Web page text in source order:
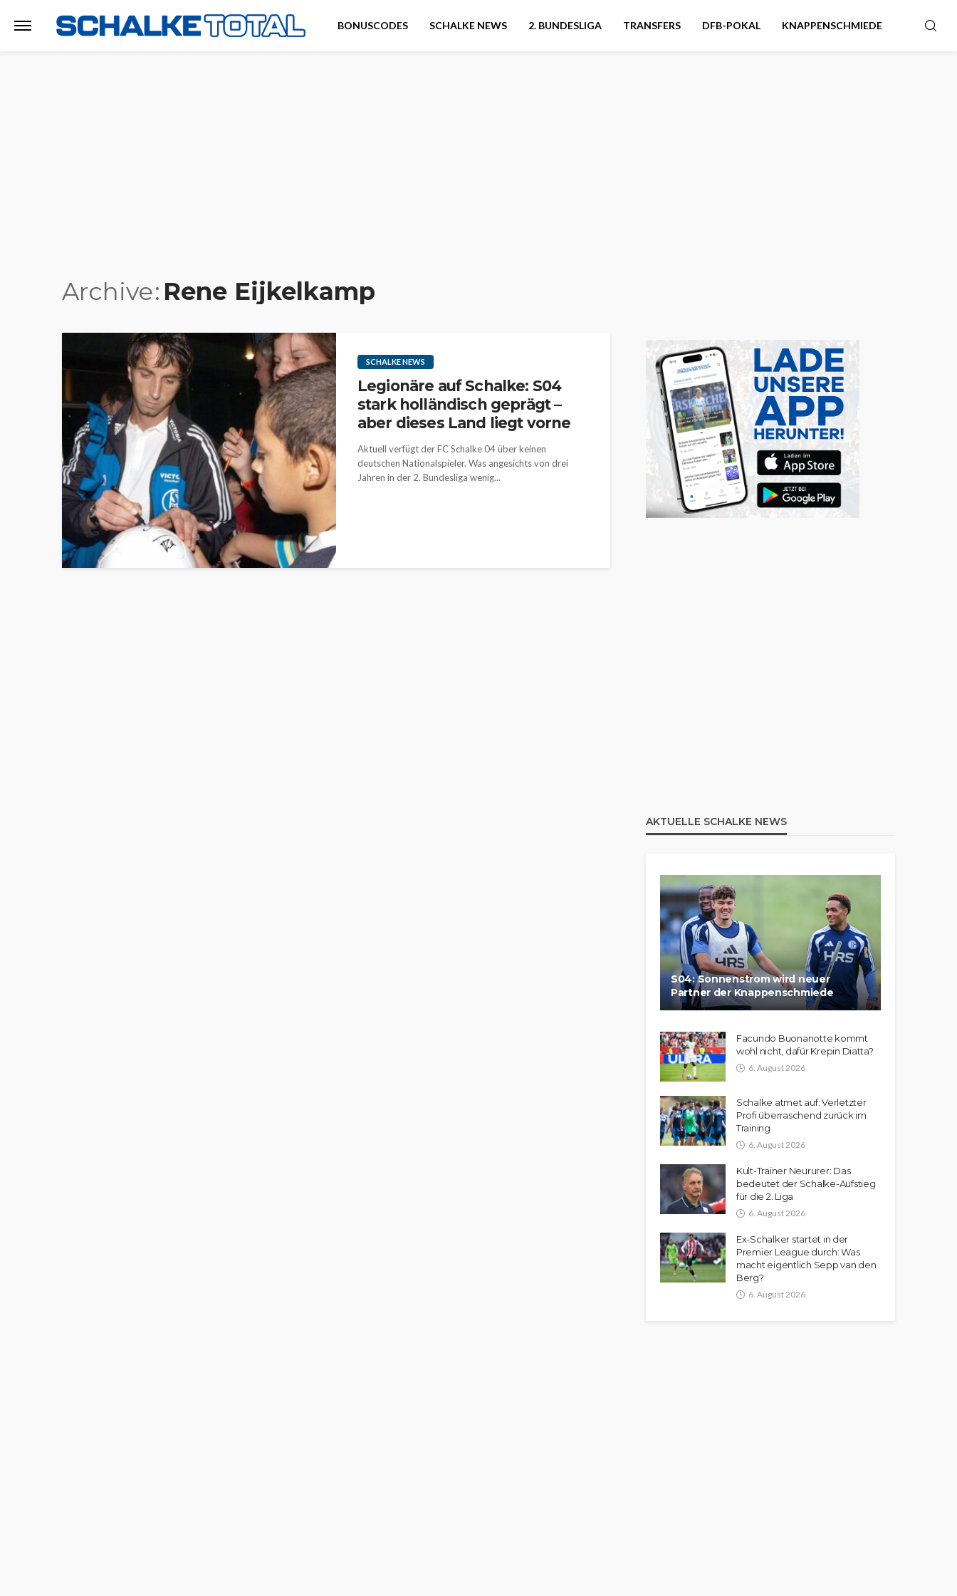
BONUSCODES SCHALKE NEWS 2. BUNDESLIGA TRANSFERS DFB-POKAL KNAPPENSCHMIEDE
Archive Rene Eijkelkamp
SCHALKE NEWS
Legionäre auf Schalke: S04
stark holländisch geprägt –
aber dieses Land liegt vorne
Aktuell verfügt der FC Schalke 04 über keinen
deutschen Nationalspieler. Was angesichts von drei
Jahren in der 2. Bundesliga wenig...
AKTUELLE SCHALKE NEWS
S04: Sonnenstrom wird neuer
Partner der Knappenschmiede
Facundo Buonanotte kommt
wohl nicht, dafür Krepin Diatta?
6. August 2026
Schalke atmet auf: Verletzter
Profi überraschend zurück im
Training
6. August 2026
Kult-Trainer Neururer: Das
bedeutet der Schalke-Aufstieg
für die 2. Liga
6. August 2026
Ex-Schalker startet in der
Premier League durch: Was
macht eigentlich Sepp van den
Berg?
6. August 2026